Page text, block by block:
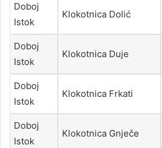
Doboj
Istok
Klokotnica Dolić
Doboj
Istok
Klokotnica Duje
Doboj
Istok
Klokotnica Frkati
Doboj
Istok
Klokotnica Gnječe